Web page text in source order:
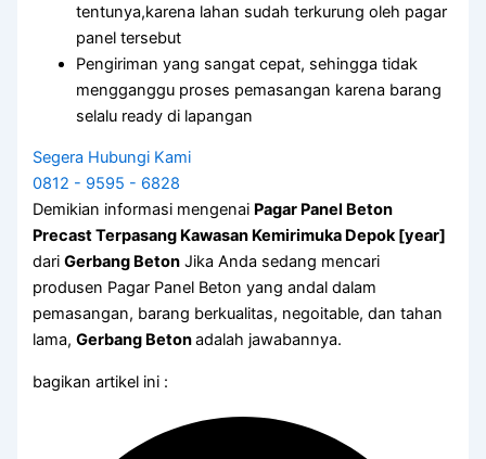
tentunya,karena lahan sudah terkurung oleh pagar
panel tersebut
Pengiriman yang sangat cepat, sehingga tidak
mengganggu proses pemasangan karena barang
selalu ready di lapangan
Segera Hubungi Kami
0812 - 9595 - 6828
Demikian informasi mengenai Pagar Panel Beton
Precast Terpasang Kawasan Kemirimuka Depok [year]
dariGerbang Beton Jika Anda sedang mencari
produsen Pagar Panel Beton yang andal dalam
pemasangan, barang berkualitas, negoitable, dan tahan
lama,Gerbang Betonadalah jawabannya.
bagikan artikel ini :